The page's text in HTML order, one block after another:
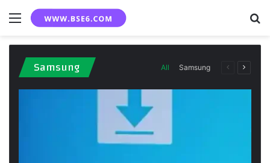
Menu
Samsung All Samsung
Previous